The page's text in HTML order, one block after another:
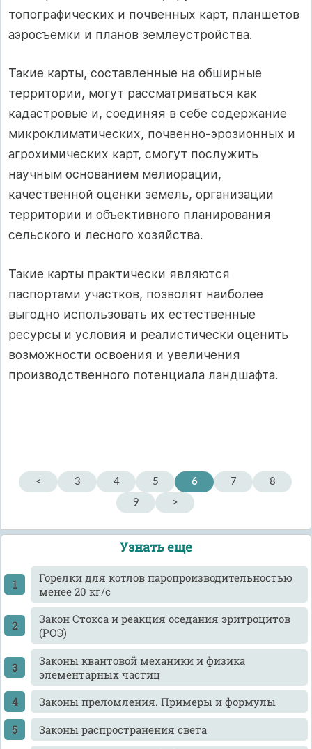
топографических и почвенных карт, планшетов
аэросъемки и планов землеустройства.
Такие карты, составленные на обширные
территории, могут рассматриваться как
кадастровые и, соединяя в себе содержание
микроклиматических, почвенно-эрозионных и
агрохимических карт, смогут послужить
научным основанием мелиорации,
качественной оценки земель, организации
территории и объективного планирования
сельского и лесного хозяйства.
Такие карты практически являются
паспортами участков, позволят наиболее
выгодно использовать их естественные
ресурсы и условия и реалистически оценить
возможности освоения и увеличения
производственного потенциала ландшафта.
< 3 4 5 6 7
8
9
>
Узнать еще
Горелки для котлов паропроизводительностью
менее 20 кг/с
Закон Стокса и реакция оседания эритроцитов
(РОЭ)
Законы квантовой механики и физика
элементарных частиц
Законы преломления. Примеры и формулы
Законы распространения света